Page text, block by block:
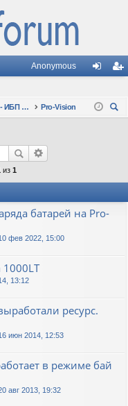
Anonymous
д ис
1Ф/1Ф - ИБП N-POWER - однофазные 1-10 кВА - вопросы по моделям
Pro-Vision
из 1
батарей на Pro-
фев 2022, 15:00
13:12
ресурс.
июн 2014, 12:53
в режиме бай
авг 2013, 19:32